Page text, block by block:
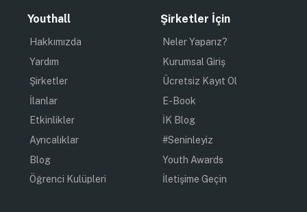
Youthall
Hakkımızda
Yardım
Şirketler
İlanlar
Etkinlikler
Ayrıcalıklar
Blog
Öğrenci Kulüpleri
Şirketler İçin
Neler Yaparız?
Kurumsal Giriş
Ücretsiz Kayıt Ol
E-Book
İK Blog
#Seninleyiz
Youth Awards
İletişime Geçin